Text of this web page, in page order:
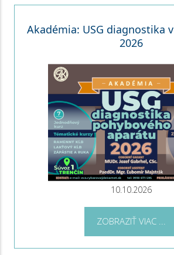
Akadémia: USG diagnostika
2026
10.10.2026
ZOBRAZIŤ VIAC ...